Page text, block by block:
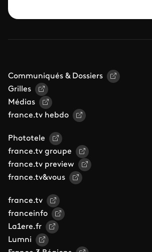
Communiqués & Dossiers
Grilles
Médias
france.tv hebdo
Phototele
france.tv groupe
france.tv preview
france.tv&vous
france.tv
franceinfo
La1ere.fr
Lumni